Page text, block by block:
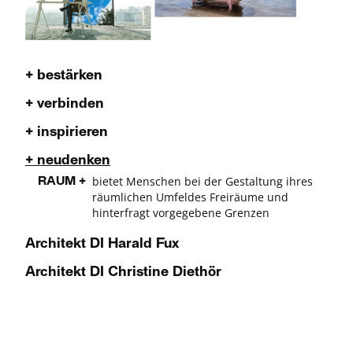
+ bestärken
+ verbinden
+ inspirieren
+ neudenken
RAUM +
bietet Menschen bei der Gestaltung ihres
räumlichen Umfeldes Freiräume und
hinterfragt vorgegebene Grenzen
Architekt DI Harald Fux
Architekt DI Christine Diethör